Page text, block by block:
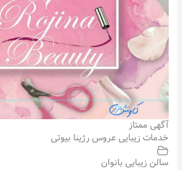
آگهی ممتاز
خدمات زیبایی عروس رژینا بیوتی
سالن زیبایی بانوان